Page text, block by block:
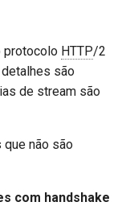
protocolo HTTP/2
são
de stream são
não são
com handshake